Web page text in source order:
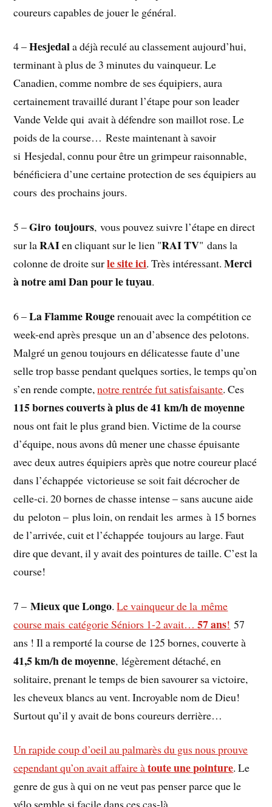
coureurs capables de jouer le général.
4 –Hesjedala déjà reculé au classement aujourd’hui,
terminant à plus de 3 minutes du vainqueur. Le
Canadien, comme nombre de ses équipiers, aura
certainement travaillé durant l’étape pour son leader
Vande Velde qui avait à défendre son maillot rose. Le
poids de la course… Reste maintenant à savoir
si Hesjedal, connu pour être un grimpeur raisonnable,
bénéficiera d’une certaine protection de ses équipiers au
cours des prochains jours.
5 –Giro toujours, vous pouvez suivre l’étape en direct
sur laRAIen cliquant sur le lien "RAI TV" dans la
colonne de droite surle site ici. Très intéressant.Merci
à notre ami Dan pour le tuyau.
6 –La Flamme Rougerenouait avec la compétition ce
week-end après presque un an d’absence des pelotons.
Malgré un genou toujours en délicatesse faute d’une
selle trop basse pendant quelques sorties, le temps qu’on
s’en rende compte,notre rentrée fut satisfaisante. Ces
115 bornes couverts à plus de 41 km/h de moyenne
nous ont fait le plus grand bien. Victime de la course
d’équipe, nous avons dû mener une chasse épuisante
avec deux autres équipiers après que notre coureur placé
dans l’échappée victorieuse se soit fait décrocher de
celle-ci. 20 bornes de chasse intense – sans aucune aide
du peloton – plus loin, on rendait les armes à 15 bornes
de l’arrivée, cuit et l’échappée toujours au large. Faut
dire que devant, il y avait des pointures de taille. C’est la
course!
7 –Mieux que Longo.Le vainqueur de la même
course mais catégorie Séniors 1-2 avait…57 ans! 57
ans ! Il a remporté la course de 125 bornes, couverte à
41,5 km/h de moyenne, légèrement détaché, en
solitaire, prenant le temps de bien savourer sa victoire,
les cheveux blancs au vent. Incroyable nom de Dieu!
Surtout qu’il y avait de bons coureurs derrière…
Un rapide coup d’oeil au palmarès du gus nous prouve
cependant qu’on avait affaire àtoute une pointure. Le
genre de gus à qui on ne veut pas penser parce que le